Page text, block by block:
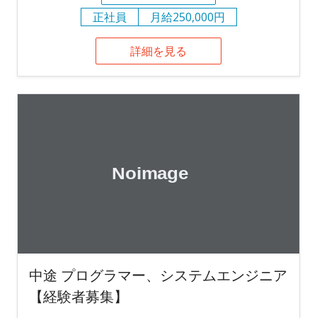
正社員
月給250,000円
詳細を見る
中途 プログラマー、システムエンジニア
【経験者募集】